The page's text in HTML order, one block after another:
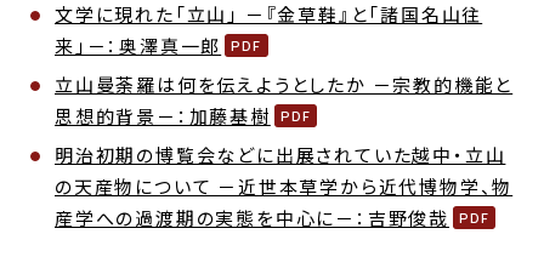
文学に現れた「立山」 －『金草鞋』と「諸国名山往
来」－：奥澤真一郎
立山曼荼羅は何を伝えようとしたか －宗教的機能と
思想的背景－：加藤基樹
明治初期の博覧会などに出展されていた越中・立山
の天産物について －近世本草学から近代博物学、物
産学への過渡期の実態を中心に－：吉野俊哉